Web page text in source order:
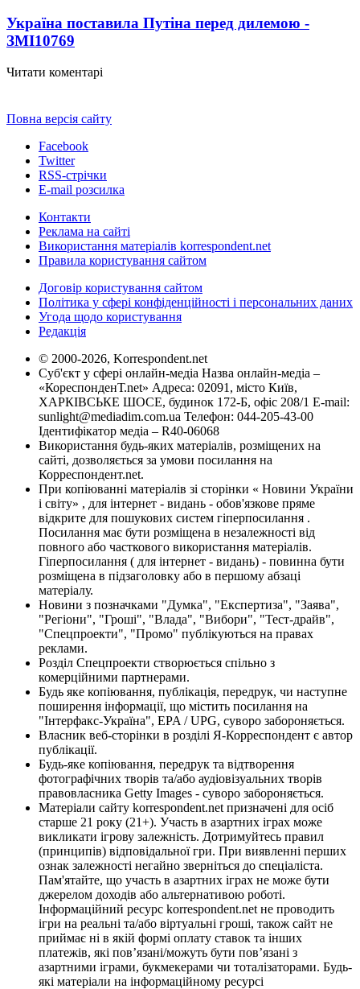
Україна поставила Путіна перед дилемою -
ЗМІ10769
Читати коментарі
Повна версія сайту
Facebook
Twitter
RSS-стрічки
E-mail розсилка
Контакти
Реклама на сайті
Використання матеріалів korrespondent.net
Правила користування сайтом
Договір користування сайтом
Політика у сфері конфіденційності і персональних даних
Угода щодо користування
Редакція
© 2000-2026, Korrespondent.net
Суб'єкт у сфері онлайн-медіа Назва онлайн-медіа –
«КореспонденТ.net» Адреса: 02091, місто Київ,
ХАРКІВСЬКЕ ШОСЕ, будинок 172-Б, офіс 208/1 E-mail:
sunlight@mediadim.com.ua Телефон: 044-205-43-00
Ідентифікатор медіа – R40-06068
Використання будь-яких матеріалів, розміщених на
сайті, дозволяється за умови посилання на
Корреспондент.net.
При копіюванні матеріалів зі сторінки « Новини України
і світу» , для інтернет - видань - обов'язкове пряме
відкрите для пошукових систем гіперпосилання .
Посилання має бути розміщена в незалежності від
повного або часткового використання матеріалів.
Гіперпосилання ( для інтернет - видань) - повинна бути
розміщена в підзаголовку або в першому абзаці
матеріалу.
Новини з позначками "Думка", "Експертиза", "Заява",
"Регіони", "Гроші", "Влада", "Вибори", "Тест-драйв",
"Спецпроекти", "Промо" публікуються на правах
реклами.
Розділ Спецпроекти створюється спільно з
комерційними партнерами.
Будь яке копіювання, публікація, передрук, чи наступне
поширення інформації, що містить посилання на
"Інтерфакс-Україна", EPA / UPG, суворо забороняється.
Власник веб-сторінки в розділі Я-Корреспондент є автор
публікації.
Будь-яке копіювання, передрук та відтворення
фотографічних творів та/або аудіовізуальних творів
правовласника Getty Images - суворо забороняється.
Матеріали сайту korrespondent.net призначені для осіб
старше 21 року (21+). Участь в азартних іграх може
викликати ігрову залежність. Дотримуйтесь правил
(принципів) відповідальної гри. При виявленні перших
ознак залежності негайно зверніться до спеціаліста.
Пам'ятайте, що участь в азартних іграх не може бути
джерелом доходів або альтернативою роботі.
Інформаційний ресурс korrespondent.net не проводить
ігри на реальні та/або віртуальні гроші, також сайт не
приймає ні в якій формі оплату ставок та інших
платежів, які пов’язані/можуть бути пов’язані з
азартними іграми, букмекерами чи тоталізаторами. Будь-
які матеріали на інформаційному ресурсі